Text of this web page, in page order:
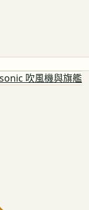
吹風機與旗艦